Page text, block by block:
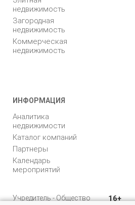
недвижимость
Загородная
недвижимость
Коммерческая
недвижимость
ИНФОРМАЦИЯ
Аналитика
недвижимости
Каталог компаний
Партнеры
Календарь
мероприятий
Учредитель - Общество
16+